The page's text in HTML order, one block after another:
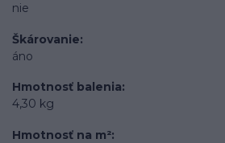
nie
Škárovanie
áno
Hmotnosť balenia
4,30 kg
Hmotnosť na m²